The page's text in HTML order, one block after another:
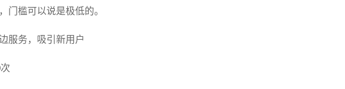
门槛可以说是极低的。
服务，吸引新用户